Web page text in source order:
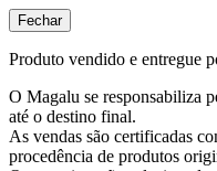
Fechar
Produto vendido e entregue
O Magalu se responsabiliza
até o destino final.
As vendas são certificadas
procedência de produtos